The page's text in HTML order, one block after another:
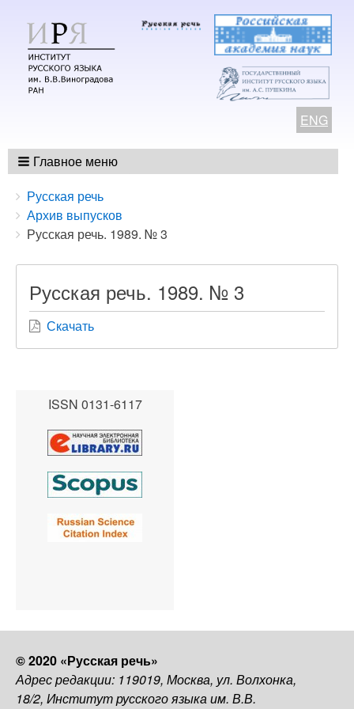
ENG
Главное меню
Breadcrumbs
You
are
here:
Русская речь
Архив выпусков
Русская речь. 1989. № 3
Русская речь. 1989. № 3
Скачать
ISSN 0131-6117
© 2020 «Русская речь»
Адрес редакции: 119019, Москва, ул. Волхонка,
18/2, Институт русского языка им. В.В.